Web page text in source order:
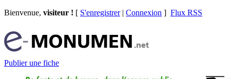
Bienvenue, visiteur ! [ S'enregistrer| Connexion ] Flux RSS
Publier une fiche